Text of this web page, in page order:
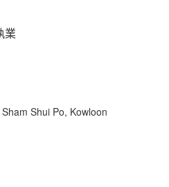
業
Shui Po, Kowloon